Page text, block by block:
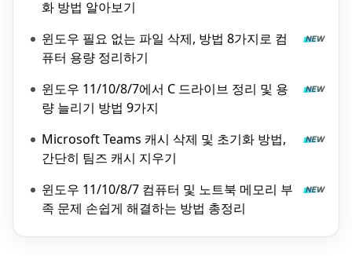
화 방법 알아보기
윈도우 필요 없는 파일 삭제, 방법 8가지로 컴
퓨터 용량 정리하기
윈도우 11/10/8/7에서 C 드라이브 정리 및 용
량 늘리기 방법 9가지
Microsoft Teams 캐시 삭제 및 초기화 방법,
간단히 팀즈 캐시 지우기
윈도우 11/10/8/7 컴퓨터 및 노트북 메모리 부
족 문제 손쉽게 해결하는 방법 총정리